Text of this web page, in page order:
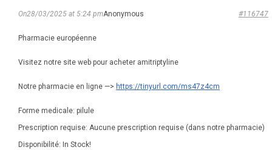
Anonymous
On28/03/2025 at 5:24 pm #116747
Pharmacie européenne
Visitez notre site web pour acheter amitriptyline
Notre pharmacie en ligne —> https://tinyurl.com/ms47z4cm
Forme medicale: pilule
Prescription requise: Aucune prescription requise (dans notre pharmacie)
Disponibilité: In Stock!